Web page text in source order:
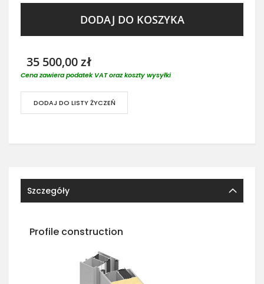
DODAJ DO KOSZYKA
35 500,00 zł
Cena zawiera podatek VAT oraz koszty wysyłki
DODAJ DO LISTY ŻYCZEŃ
Szczegóły